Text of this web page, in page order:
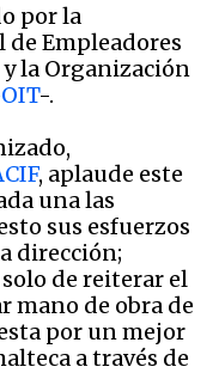
por la
Empleadores
la Organización
OIT-.
, aplaude este
una las
sus esfuerzos
dirección;
de reiterar el
mano de obra de
por un mejor
a través de